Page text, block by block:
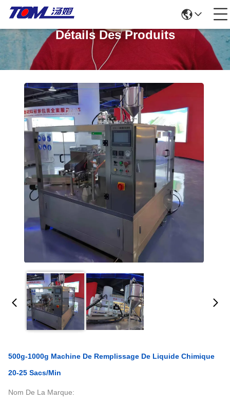
Détails Des Produits
500g-1000g Machine De Remplissage De Liquide Chimique
20-25 Sacs/min
Nom De La Marque: